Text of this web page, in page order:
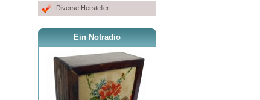
Diverse Hersteller
Ein Notradio